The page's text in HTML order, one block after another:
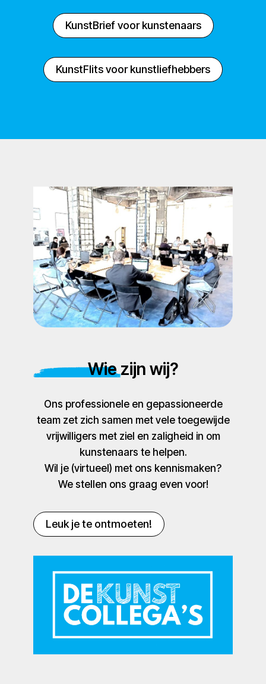
KunstBrief voor kunstenaars
KunstFlits voor kunstliefhebbers
Wie zijn wij?
Ons professionele en gepassioneerde
team zet zich samen met vele toegewijde
vrijwilligers met ziel en zaligheid in om
kunstenaars te helpen.
Wil je (virtueel) met ons kennismaken?
We stellen ons graag even voor!
Leuk je te ontmoeten!